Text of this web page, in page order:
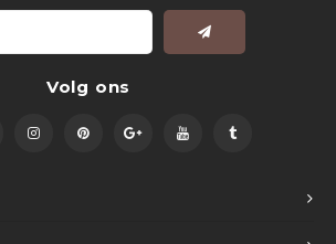
Volg ons